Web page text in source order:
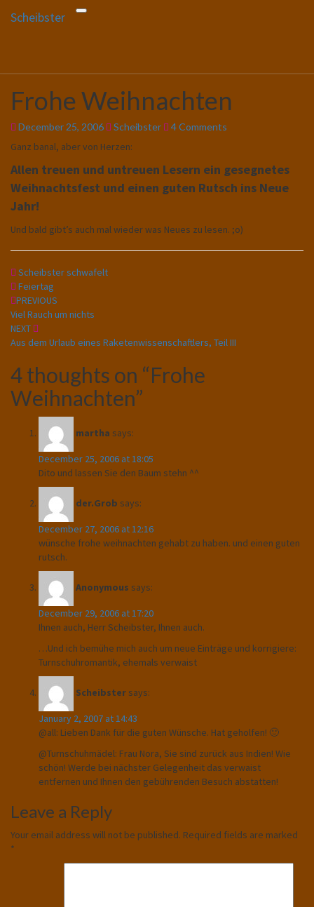
Toggle
Scheibster
Scheibster
gutbürgerliche Reime und mehr!
Frohe
Weihnachten
Frohe Weihnachten
December 25, 2006 Scheibster Comments
4 Comments
Ganz banal, aber von Herzen:
Allen treuen und untreuen Lesern ein gesegnetes
Weihnachtsfest und einen guten Rutsch ins Neue
Jahr!
Und bald gibt’s auch mal wieder was Neues zu lesen. ;o)
Scheibster schwafelt
Feiertag
Post
navigation
PREVIOUS
Viel Rauch um nichts
NEXT
Aus dem Urlaub eines Raketenwissenschaftlers, Teil III
4 thoughts on “Frohe
Weihnachten”
martha says:
December 25, 2006 at 18:05
Dito und lassen Sie den Baum stehn ^^
der.Grob says:
December 27, 2006 at 12:16
wünsche frohe weihnachten gehabt zu haben. und einen guten
rutsch.
Anonymous says:
December 29, 2006 at 17:20
Ihnen auch, Herr Scheibster, Ihnen auch.
…Und ich bemühe mich auch um neue Einträge und korrigiere:
Turnschuhromantik, ehemals verwaist
Scheibster says:
January 2, 2007 at 14:43
@all: Lieben Dank für die guten Wünsche. Hat geholfen! 🙂
@Turnschuhmädel: Frau Nora, Sie sind zurück aus Indien! Wie
schön! Werde bei nächster Gelegenheit das verwaist
entfernen und Ihnen den gebührenden Besuch abstatten!
Leave a Reply
Your email address will not be published. Required fields are marked
*